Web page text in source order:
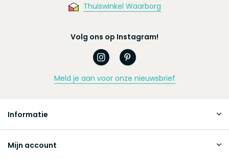
Thuiswinkel Waarborg
Volg ons op Instagram!
Meld je aan voor onze nieuwsbrief
Informatie
Mijn account